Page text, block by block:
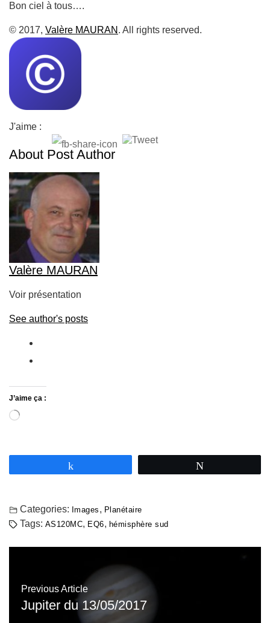
Bon ciel à tous….
© 2017, Valère MAURAN . All rights reserved.
J'aime :
About Post Author
Valère MAURAN
Voir présentation
See author's posts
J’aime ça :
Categories: Images , Planétaire
Tags: AS120MC, EQ6, hémisphère sud
Previous Article
Jupiter du 13/05/2017